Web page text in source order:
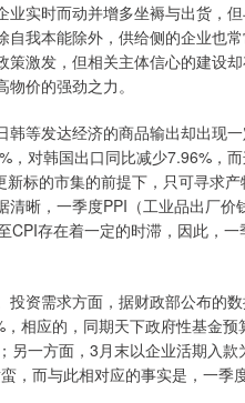
实时而动并增多坐褥与出货，
我本能除外，供给侧的企业也
激发，但相关主体信心的建设
价的强劲之力。
等发达经济的商品输出却出现
对韩国出口同比减少7.96%，
标的市集的前提下，只可寻求
晰，一季度PPI（工业品出厂
存在着一定的时滞，因此，
资需求方面，据财政部公布的
相应的，同期天下政府性基金
一方面，3月末以企业活期入
，而与此相对应的事实是，一季